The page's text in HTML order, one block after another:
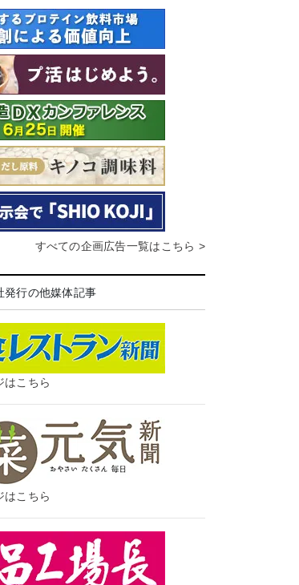
すべての企画広告一覧はこちら >
発行の他媒体記事
はこちら
はこちら